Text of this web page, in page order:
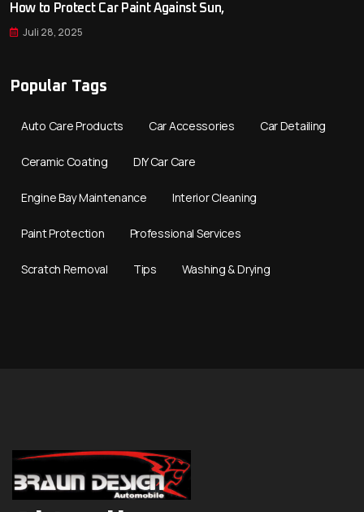
How to Protect Car Paint Against Sun,
Juli 28, 2025
Popular Tags
Auto Care Products Car Accessories Car Detailing
Ceramic Coating DIY Car Care
Engine Bay Maintenance Interior Cleaning
Paint Protection Professional Services
Scratch Removal Tips Washing & Drying